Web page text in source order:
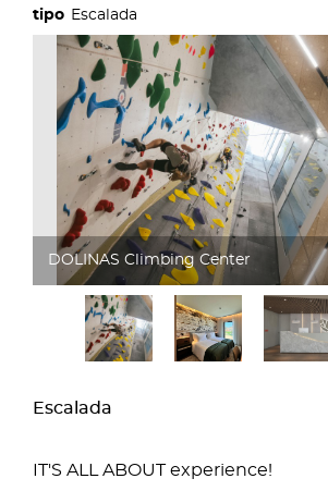
Escalada
DOLINAS Climbing Hotel
Escalada
IT'S ALL ABOUT experience!